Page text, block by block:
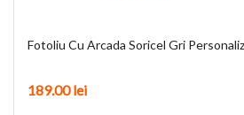
Fotoliu Cu Arcada Soricel Gri
189.00lei